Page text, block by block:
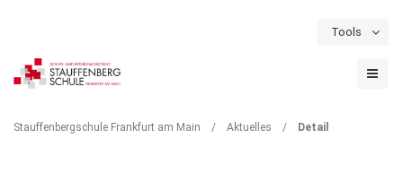
Tools
Schulportal Termine
Stauffenbergschule Frankfurt am Main / Aktuelles / Detail